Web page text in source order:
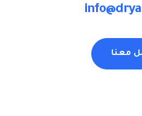
معنا